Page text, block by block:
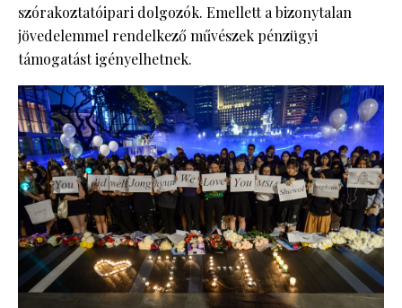
szórakoztatóipari dolgozók. Emellett a bizonytalan
jövedelemmel rendelkező művészek pénzügyi
támogatást igényelhetnek.